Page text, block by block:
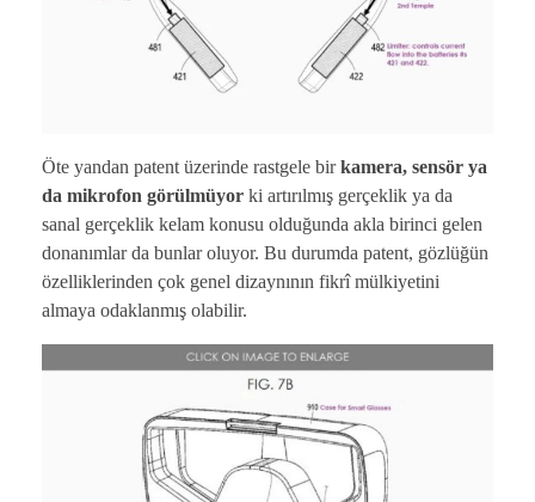
Öte yandan patent üzerinde rastgele birkamera, sensör ya
da mikrofon görülmüyor ki artırılmış gerçeklik ya da
sanal gerçeklik kelam konusu olduğunda akla birinci gelen
donanımlar da bunlar oluyor. Bu durumda patent, gözlüğün
özelliklerinden çok genel dizaynının fikrî mülkiyetini
almaya odaklanmış olabilir.